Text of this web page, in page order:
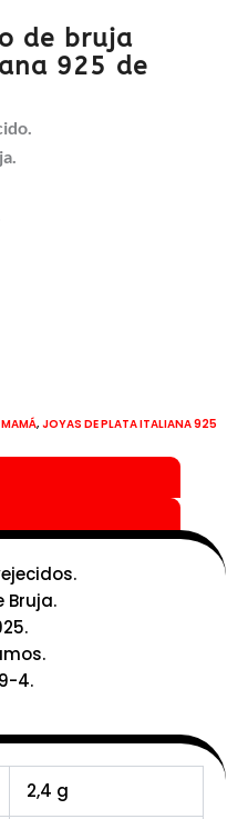
de bruja
925 de
MAMÁ, JOYAS DE PLATA ITALIANA 925
Bruja.
4.
2,4 g